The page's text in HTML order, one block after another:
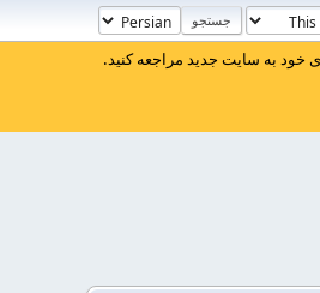
به سایت جدید مراجعه کنید.